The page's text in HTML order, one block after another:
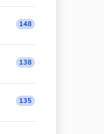
148
138
135